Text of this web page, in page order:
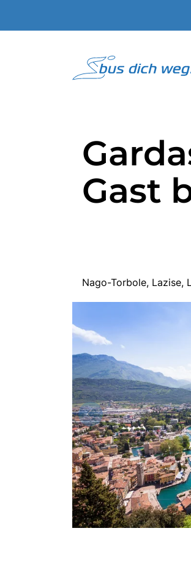
Gast
Nago-Torbole, Lazise,